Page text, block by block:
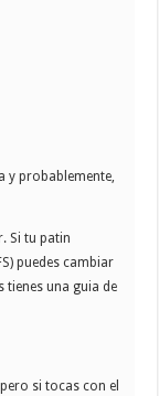
y probablemente,
Si tu patin
puedes cambiar
tienes una guia de
si tocas con el